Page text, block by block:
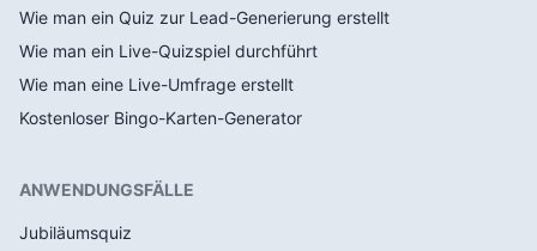
Wie man ein Quiz zur Lead-Generierung erstellt
Wie man ein Live-Quizspiel durchführt
Wie man eine Live-Umfrage erstellt
Kostenloser Bingo-Karten-Generator
ANWENDUNGSFÄLLE
Jubiläumsquiz